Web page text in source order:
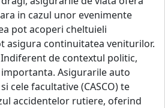
in cazul unor evenimente
pot acoperi cheltuieli
asigura continuitatea veniturilor.
Indiferent de contextul politic,
Asigurarile auto
cele facultative (CASCO) te
accidentelor rutiere, oferind